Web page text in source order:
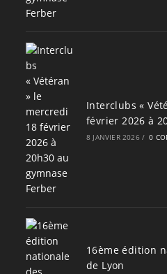
Interclubs «
février 2026 à
8 JANVIER 2026 / 0
16ème édition
de Lyon